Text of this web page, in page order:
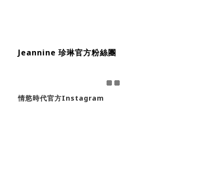
Jeannine 珍琳官方粉絲團
情慾時代官方Instagram